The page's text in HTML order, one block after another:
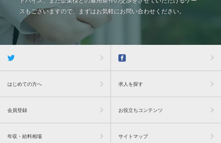
スもございますので、まずはお気軽にお問い合わせください。
はじめての方へ 求人を探す
会員登録 お役立ちコンテンツ
年収・給料相場 サイトマップ